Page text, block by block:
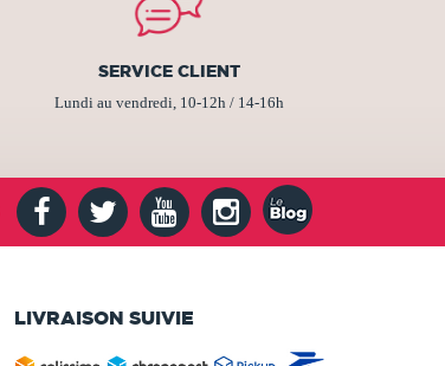
SERVICE CLIENT
Lundi au vendredi, 10-12h / 14-16h
LIVRAISON SUIVIE